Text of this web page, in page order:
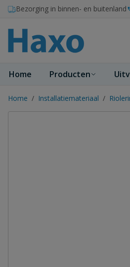
Ga naar de inhoud
Bezorging in binnen- en buitenland
Home Producten
Home / Installatiemateriaal /